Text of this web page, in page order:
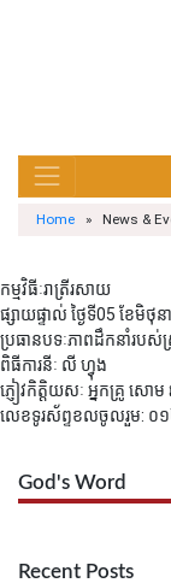
Home » News &
កម្មវិធីៈរាត្រីរសាយ
ផ្សាយផ្ទាល់ ថ្ងៃទី05 ខែមិថុ
ប្រធានបទៈភាពដឹកនាំរបស់ស្
ពិធីការនីៈ លី ហ្វុង
ភ្ញៀវកិត្តិយសៈ អ្នកគ្រូ សោ
លេខទូរស័ព្ទខលចូលរួម:
God's Word
Recent Posts